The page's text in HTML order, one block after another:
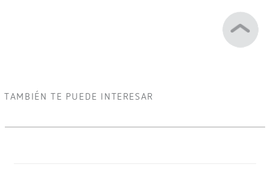
TAMBIÉN TE PUEDE INTERESAR